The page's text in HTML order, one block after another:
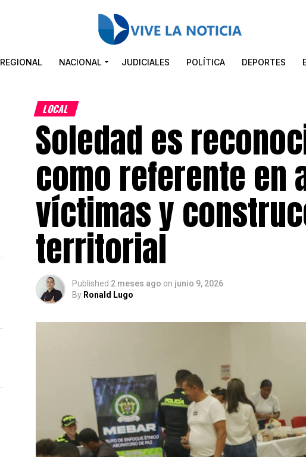
REGIONAL NACIONAL JUDICIALES POLÍTICA DEPORTES
LOCAL
Soledad es
como referente en
víctimas y
territorial
Published 2 meses ago on junio 9, 2026
By Ronald Lugo